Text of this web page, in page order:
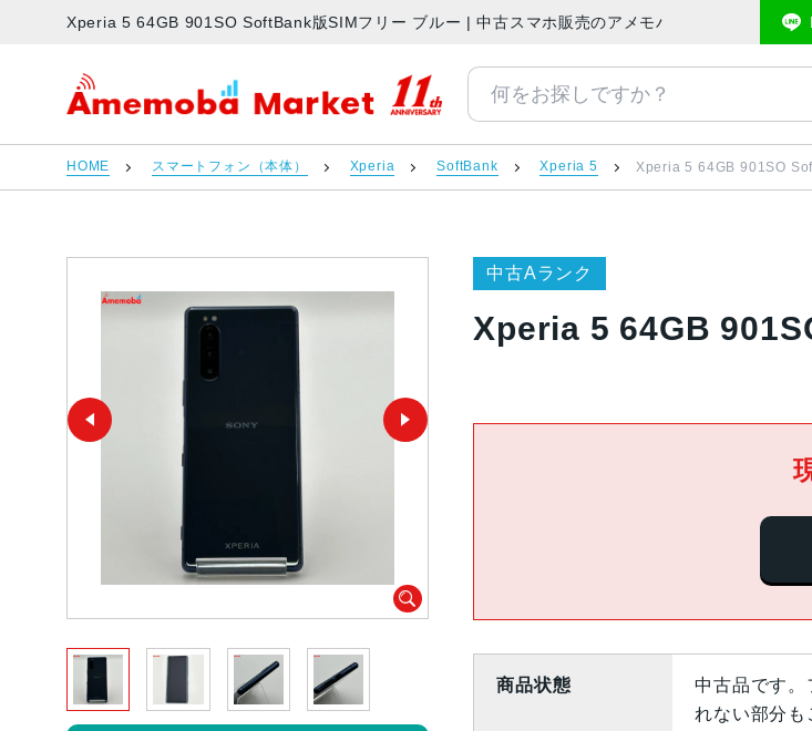
Xperia 5 64GB 901SO SoftBank版SIMフリー ブルー | 中古スマホ販売のアメモバマーケット
アメモバマーケット
HOME スマートフォン（本体） Xperia SoftBank Xperia 5 Xperia 5 64GB 901SO
中古Aランク
Xperia 5 64GB
商品状態
中古品です。
れない部分も